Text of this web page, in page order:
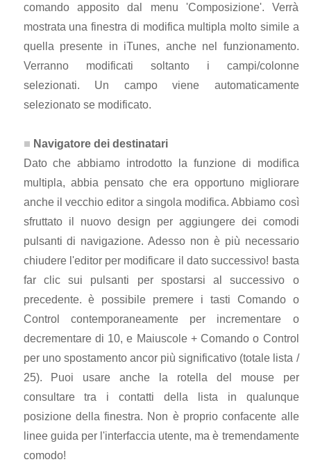
comando apposito dal menu 'Composizione'. Verrà
mostrata una finestra di modifica multipla molto simile a
quella presente in iTunes, anche nel funzionamento.
Verranno modificati soltanto i campi/colonne
selezionati. Un campo viene automaticamente
selezionato se modificato.
Navigatore dei destinatari
Dato che abbiamo introdotto la funzione di modifica
multipla, abbia pensato che era opportuno migliorare
anche il vecchio editor a singola modifica. Abbiamo così
sfruttato il nuovo design per aggiungere dei comodi
pulsanti di navigazione. Adesso non è più necessario
chiudere l'editor per modificare il dato successivo! basta
far clic sui pulsanti per spostarsi al successivo o
precedente. è possibile premere i tasti Comando o
Control contemporaneamente per incrementare o
decrementare di 10, e Maiuscole + Comando o Control
per uno spostamento ancor più significativo (totale lista /
25). Puoi usare anche la rotella del mouse per
consultare tra i contatti della lista in qualunque
posizione della finestra. Non è proprio confacente alle
linee guida per l'interfaccia utente, ma è tremendamente
comodo!